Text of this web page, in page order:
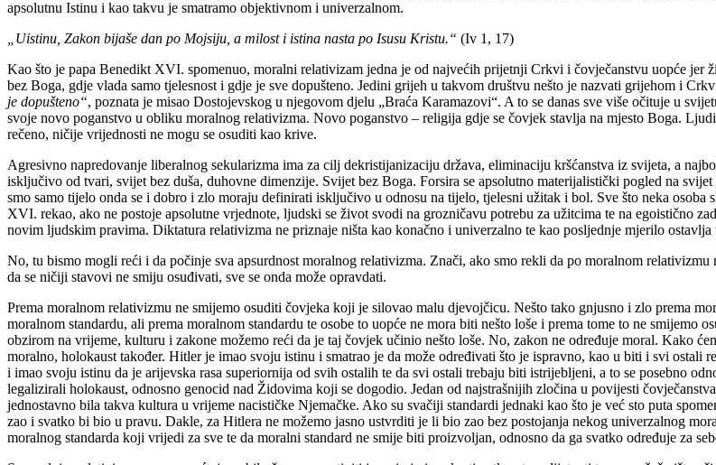
apsolutnu Istinu i kao takvu je smatramo objektivnom i univerzalnom.
„Uistinu, Zakon bijaše dan po Mojsiju, a milost i istina nasta po Isusu Kristu.“ (Iv 1, 17)
Kao što je papa Benedikt XVI. spomenuo, moralni relativizam jedna je od najvećih prijetnji Crkvi i čovječanstvu uopće
bez Boga, gdje vlada samo tjelesnost i gdje je sve dopušteno. Jedini grijeh u takvom društvu nešto je nazvati grijehom i
je dopušteno“, poznata je misao Dostojevskog u njegovom djelu „Braća Karamazovi“. A to se danas sve više očituje u
svoje novo poganstvo u obliku moralnog relativizma. Novo poganstvo – religija gdje se čovjek stavlja na mjesto Boga.
rečeno, ničije vrijednosti ne mogu se osuditi kao krive.
Agresivno napredovanje liberalnog sekularizma ima za cilj dekristijanizaciju država, eliminaciju kršćanstva iz svijeta, a
isključivo od tvari, svijet bez duša, duhovne dimenzije. Svijet bez Boga. Forsira se apsolutno materijalistički pogled na
smo samo tijelo onda se i dobro i zlo moraju definirati isključivo u odnosu na tijelo, tjelesni užitak i bol. Sve što neka
XVI. rekao, ako ne postoje apsolutne vrjednote, ljudski se život svodi na grozničavu potrebu za užitcima te na egoistično
novim ljudskim pravima. Diktatura relativizma ne priznaje ništa kao konačno i univerzalno te kao posljednje mjerilo ostavlja
No, tu bismo mogli reći i da počinje sva apsurdnost moralnog relativizma. Znači, ako smo rekli da po moralnom
da se ničiji stavovi ne smiju osuđivati, sve se onda može opravdati.
Prema moralnom relativizmu ne smijemo osuditi čovjeka koji je silovao malu djevojčicu. Nešto tako gnjusno i zlo prema
moralnom standardu, ali prema moralnom standardu te osobe to uopće ne mora biti nešto loše i prema tome to ne
obzirom na vrijeme, kulturu i zakone možemo reći da je taj čovjek učinio nešto loše. No, zakon ne određuje moral. Kako
moralno, holokaust također. Hitler je imao svoju istinu i smatrao je da može određivati što je ispravno, kao u biti i svi
i imao svoju istinu da je arijevska rasa superiornija od svih ostalih te da svi ostali trebaju biti istrijebljeni, a to se posebno
legalizirali holokaust, odnosno genocid nad Židovima koji se dogodio. Jedan od najstrašnijih zločina u povijesti
jednostavno bila takva kultura u vrijeme nacističke Njemačke. Ako su svačiji standardi jednaki kao što je već sto puta
zao i svatko bi bio u pravu. Dakle, za Hitlera ne možemo jasno ustvrditi je li bio zao bez postojanja nekog univerzalnog
moralnog standarda koji vrijedi za sve te da moralni standard ne smije biti proizvoljan, odnosno da ga svatko određuje za